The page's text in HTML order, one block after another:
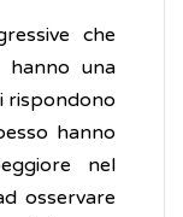
che
hanno una
rispondono
hanno
nel
osservare